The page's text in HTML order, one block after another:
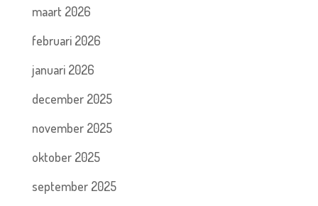
maart 2026
februari 2026
januari 2026
december 2025
november 2025
oktober 2025
september 2025